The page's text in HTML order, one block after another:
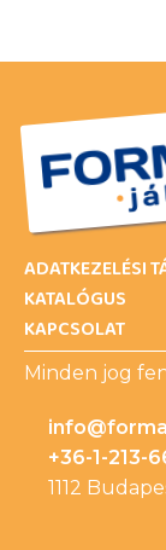
ADATKEZELÉSI
KATALÓGUS
KAPCSOLAT
Minden jog
+36-1-213-
1112